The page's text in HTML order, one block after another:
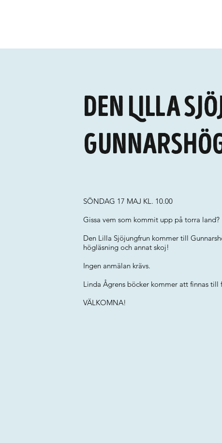
Den Lilla
SÖNDAG 17 MAJ KL. 10.00
Gissa vem som kommit upp på torra land?
Den Lilla Sjöjungfrun kommer till
högläsning och annat skoj!
Ingen anmälan krävs.
Linda Ågrens böcker kommer att finnas till
VÄLKOMNA!